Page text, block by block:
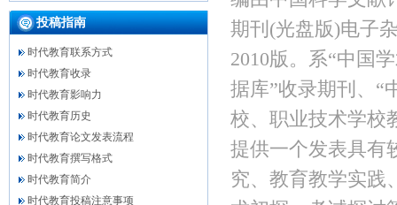
投稿指南
时代教育联系方式
时代教育收录
时代教育影响力
时代教育历史
时代教育论文发表流程
时代教育撰写格式
时代教育简介
时代教育投稿注意事项
期刊(光盘版)电子
2010版。系“中国
据库”收录期刊、“
校、职业技术学校
提供一个发表具有
究、教育教学实践